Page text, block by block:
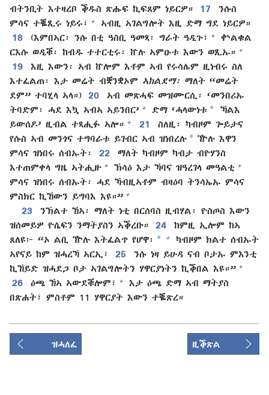
ብትንቢት እተዛረቦ ቕዱስ ጽሑፍ ኪፍጸም ነይርዎ። 17
ንሱስ
ምሳና ተቘጺሩ ነይሩ፣
+
ኣብዚ ኣገልግሎት እዚ ድማ ግደ ነይርዎ።
18
(እምበኣር፡ ንሱ በቲ ዓስቢ ዓመጻ፡ ግራት ዓዲጉ፣ +
ቍልቁል
ርእሱ ወዲቑ፡ ከብዱ ተተርቲሩ፡ ኵሉ ኣምዑቱ እውን ወጺኡ። +
19
እዚ እውን፡ ኣብ ኵሎም እቶም ኣብ የሩሳሌም ዚነብሩ ስለ
እተፈልጠ፡ እታ መሬት ብቛንቋኦም ኣከልደማ፡ ማለት “መሬት
ደም” ተባሂላ ኣላ።)
20
ኣብ መጽሓፍ መዝሙርሲ፡ ‘መንበሪኡ
ትባድም፡ ሓደ እኳ ኣብኣ ኣይንበር’ + ድማ ‘ሓላውነቱ *
ኻልእ
ይውሰዶ’ ዚብል ተጻሒፉ ኣሎ። + 21
ስለዚ፡ ካብዞም ጐይታና
የሱስ ኣብ መንጎና ተግባራቱ ይገብር ኣብ ዝነበረሉ * ዅሉ እዋን
ምሳና ዝነበሩ ሰብኡት፡
22
ማለት ካብዞም ካብታ ብዮሃንስ
እተጠምቀላ ግዜ ኣትሒዙ + ኽሳዕ እታ ኻባና ዝዓረገላ መዓልቲ +
ምሳና ዝነበሩ ሰብኡት፡ ሓደ ኻብዚኣቶም ብዛዕባ ትንሳኤኡ ምሳና
ምስክር ኪኸውን ይግባእ እዩ።” +
23
ንኽልተ ኸኣ፡ ማለት ነቲ በርሰባስ ዚብሃል፡ ዮስጦስ እውን
ዝሰመይዎ ዮሴፍን ንማትያስን ኣቕረቡ።
24
ከምዚ ኢሎም ከኣ
ጸለዩ፦ “ኦ ልቢ ዅሉ እትፈልጥ የሆዋ፡ * +
ካብዞም ክልተ ሰብኡት
ኣየናይ ከም ዝሓረኻ ኣርኢ፣
25
ንሱ ነዛ ይሁዳ ናብ ቦታኡ ምእንቲ
ኪኸይድ ዝሓደጋ ቦታ ኣገልግሎትን ሃዋርያነትን ኪቕበል እዩ።” +
26 ዕጫ ኸኣ ኣውደቑሎም፣ +
እታ ዕጫ ድማ ኣብ ማትያስ
በጽሐት፣ ምስቶም 11 ሃዋርያት እውን ተቘጽረ።
ዝሓለፈ ዚቕጽል